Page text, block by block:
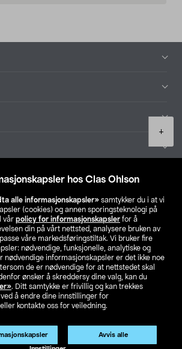
hos Clas Ohlson
alle informasjonskapsler» samtykker du i at vi
(cookies) og annen sporingsteknologi på
vår policy for informasjonskapsler for å
din på vårt nettsted, analysere bruken av
våre markedsføringstiltak. Vi bruker fire
nødvendige, funksjonelle, analytiske og
nødvendige informasjonskapsler er det ikke noe
de er nødvendige for at nettstedet skal
ønsker å skreddersy dine valg, kan du
. Ditt samtykke er frivillig og kan trekkes
å endre dine innstillinger for
kontakte oss for veiledning.
Avvis alle
+
i handlekurv
Finn din butikk
SE NO FI
Endre til priser ekskl. moms